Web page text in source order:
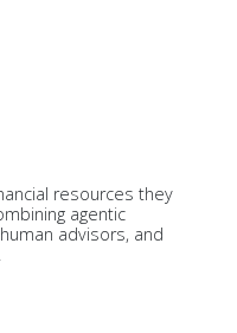
resources they
agentic
advisors, and